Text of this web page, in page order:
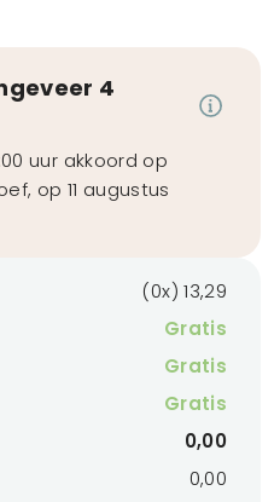
4
uur akkoord op
op 11 augustus
(0x) 13,29
Gratis
Gratis
Gratis
0,00
0,00